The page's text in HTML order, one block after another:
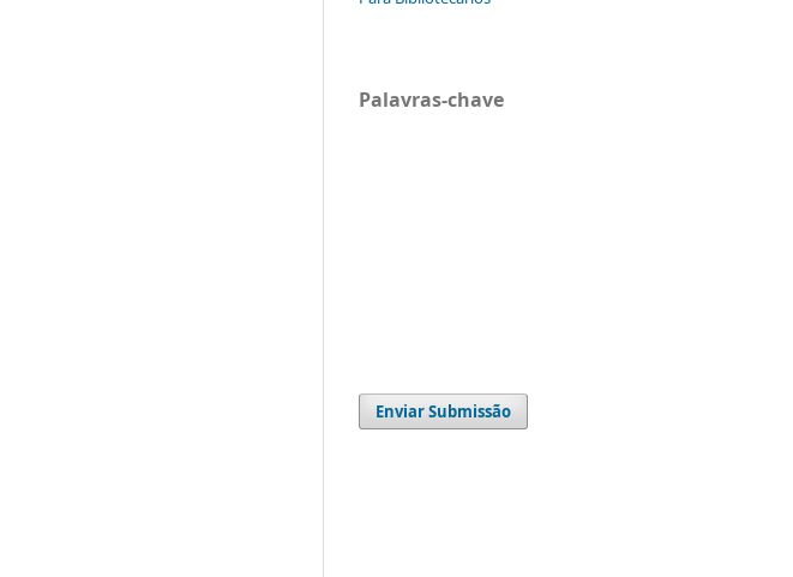
Palavras-chave
Enviar Submissão